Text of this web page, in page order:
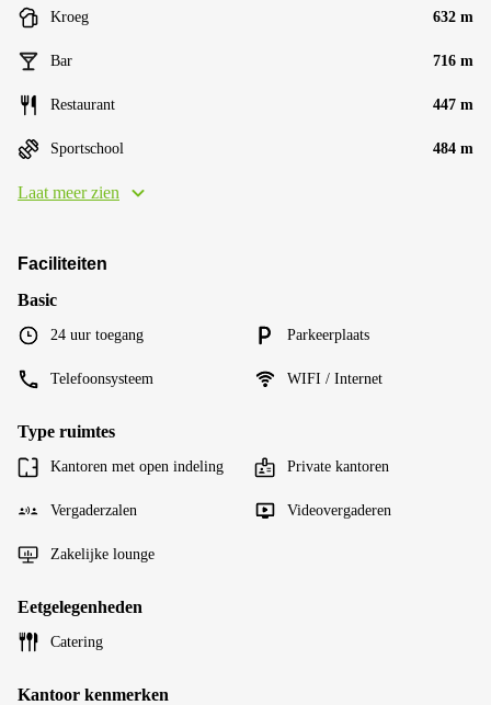
Kroeg 632 m
Bar 716 m
Restaurant 447 m
Sportschool 484 m
Laat meer zien
Faciliteiten
Basic
24 uur toegang Parkeerplaats
Telefoonsysteem WIFI / Internet
Type ruimtes
Kantoren met open indeling Private kantoren
Vergaderzalen Videovergaderen
Zakelijke lounge
Eetgelegenheden
Catering
Kantoor kenmerken